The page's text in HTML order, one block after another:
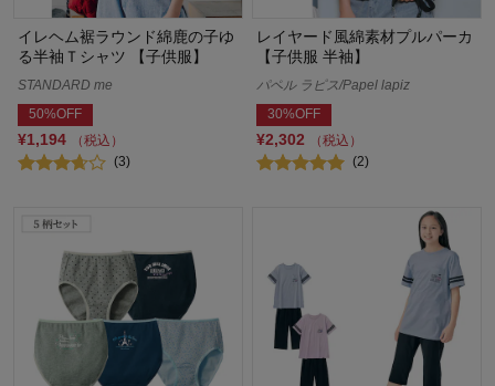
イレヘム裾ラウンド綿鹿の子ゆ
る半袖Ｔシャツ 【子供服】
STANDARD me
50%OFF
¥1,194
（税込）
(3)
レイヤード風綿素材プルパーカ
【子供服 半袖】
パペル ラピス/Papel lapiz
30%OFF
¥2,302
（税込）
(2)